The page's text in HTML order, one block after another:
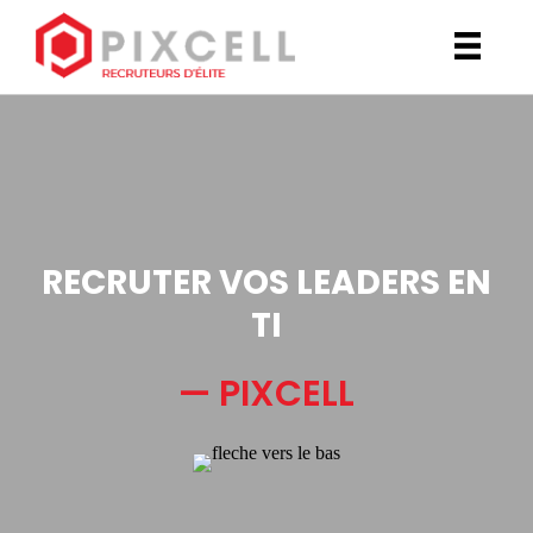
RECRUTER VOS LEADERS EN
TI
— PIXCELL